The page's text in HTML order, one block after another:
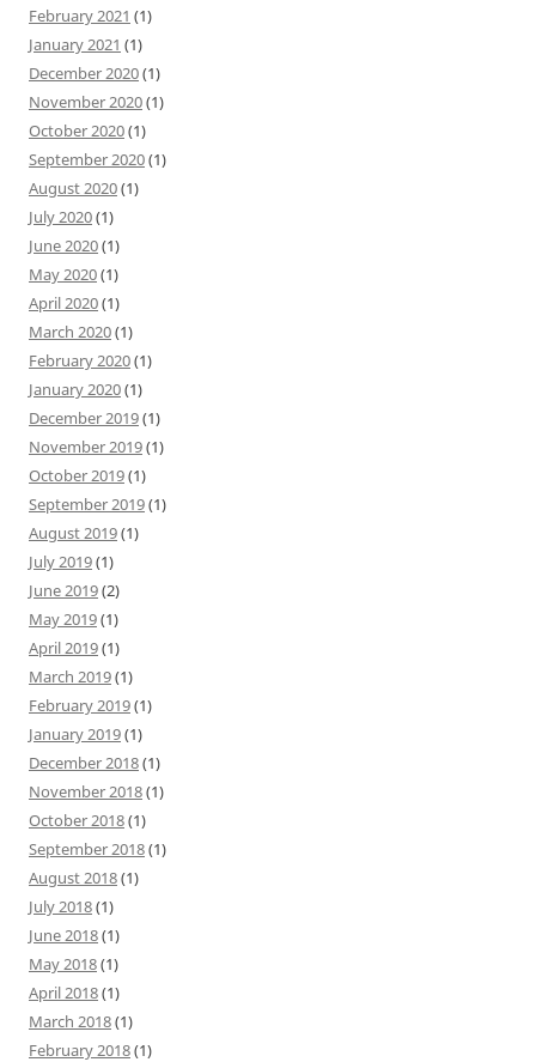
February 2021 (1)
January 2021 (1)
December 2020(1)
November 2020(1)
October 2020(1)
September 2020(1)
August 2020(1)
July 2020(1)
June 2020(1)
May 2020(1)
April 2020(1)
March 2020(1)
February 2020(1)
January 2020(1)
December 2019(1)
November 2019(1)
October 2019(1)
September 2019(1)
August 2019(1)
July 2019(1)
June 2019(2)
May 2019(1)
April 2019(1)
March 2019(1)
February 2019(1)
January 2019(1)
December 2018(1)
November 2018(1)
October 2018(1)
September 2018(1)
August 2018(1)
July 2018(1)
June 2018(1)
May 2018(1)
April 2018(1)
March 2018(1)
February 2018(1)